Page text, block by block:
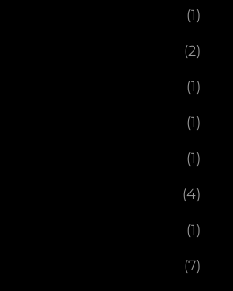
(1)
(2)
(1)
(1)
(1)
(4)
(1)
(7)